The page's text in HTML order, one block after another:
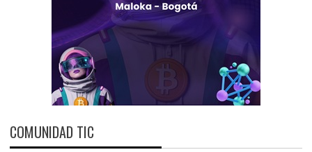
COMUNIDAD TIC